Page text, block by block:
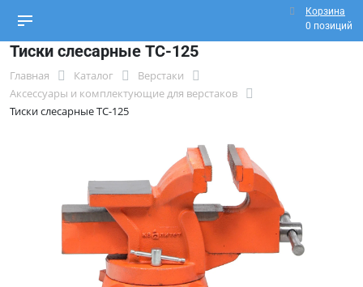
Корзина
0 позиций
Тиски слесарные TC-125
Главная Каталог
Верстаки
Аксессуары и комплектующие для верстаков
Тиски слесарные TC-125